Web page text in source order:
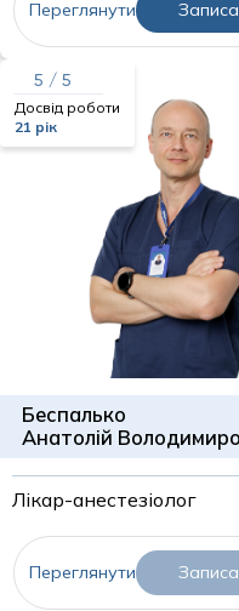
Переглянути
5 / 5
Досвід роботи
21 рік
Переглянути
Беспалько
Анатолій
Лікар-анестезіолог